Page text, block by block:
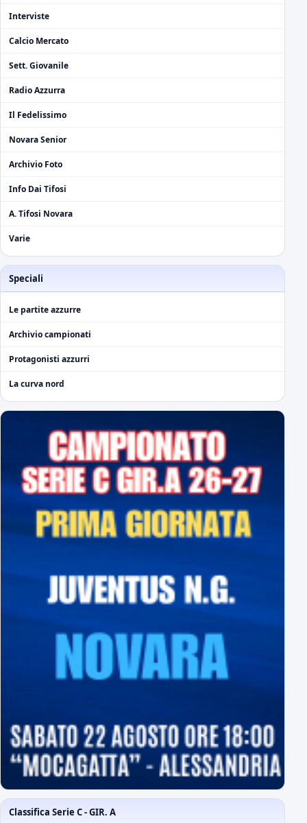
Interviste
Calcio Mercato
Sett. Giovanile
Radio Azzurra
Il Fedelissimo
Novara Senior
Archivio Foto
Info Dai Tifosi
A. Tifosi Novara
Varie
Speciali
Le partite azzurre
Archivio campionati
Protagonisti azzurri
La curva nord
Classifica Serie C - GIR. A